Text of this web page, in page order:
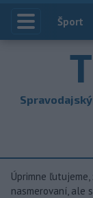
Index
Šport
Úprimne
nasmerovaní, ale